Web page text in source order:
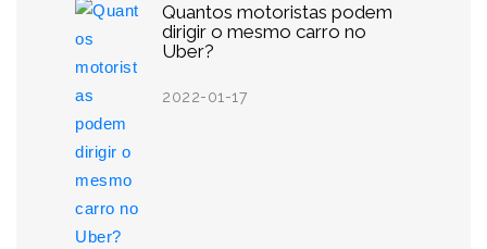
Quantos motoristas podem
dirigir o mesmo carro no
Uber?
2022-01-17